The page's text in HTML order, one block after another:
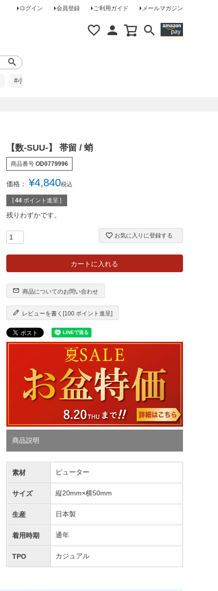
ログイン 会員登録 ご利用ガイド メールマガジン
#小柄な方に
【数-SUU-】 帯留 / 蛸
商品番号 OD0779996
価格： ¥4,840税込
[ 44 ポイント進呈 ]
残りわずかです。
お気に入りに登録する
カートに入れる
商品についてのお問い合わせ
レビューを書く[100 ポイント進呈]
商品説明
素材 ピューター
サイズ 縦20mm×横50mm
生産 日本製
着用時期 通年
TPO カジュアル